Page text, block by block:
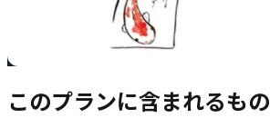
このプランに含まれるもの